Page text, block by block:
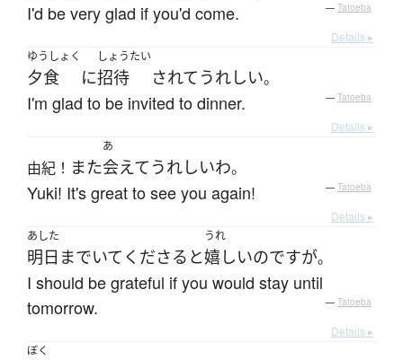
I'd be very glad if you'd come. — Tatoeba
Details ▸
ゆうしょく
夕食 に
しょうたい
招待 されて うれしい。
I'm glad to be invited to dinner. — Tatoeba
Details ▸
由紀！ また
あ
会えて うれしいわ。
Yuki! It's great to see you again! — Tatoeba
Details ▸
あした
明日 までいて くださる と
うれ
嬉しいのですが。
I should be grateful if you would stay until
tomorrow.
— Tatoeba
Details ▸
ぼく